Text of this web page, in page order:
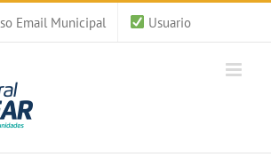
Email Municipal Usuario